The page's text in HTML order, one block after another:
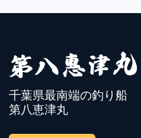
千葉県最南端の釣り船
第八恵津丸